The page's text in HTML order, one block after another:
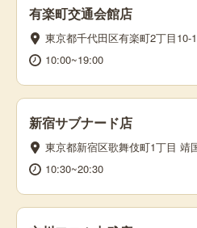
有楽町交通会館店
東京都千代田区有楽町2丁目10-
10:00~19:00
新宿サブナード店
東京都新宿区歌舞伎町1丁目 靖
10:30~20:30